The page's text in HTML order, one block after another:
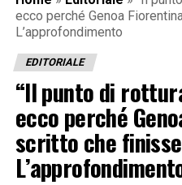
ecco perché Genoa
L’approfondimento
EDITORIALE
“Il punto di
ecco perché
scritto che